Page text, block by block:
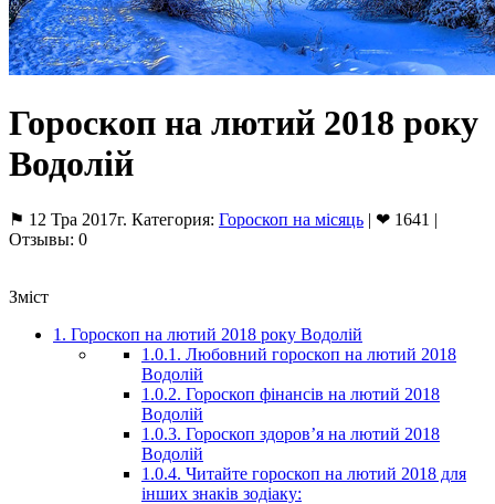
Гороскоп на лютий 2018 року
Водолій
⚑ 12 Тра 2017г. Категория: Гороскоп на місяць | ❤ 1641 |
Отзывы: 0
Зміст
1. Гороскоп на лютий 2018 року Водолій
1.0.1. Любовний гороскоп на лютий 2018
Водолій
1.0.2. Гороскоп фінансів на лютий 2018
Водолій
1.0.3. Гороскоп здоров’я на лютий 2018
Водолій
1.0.4. Читайте гороскоп на лютий 2018 для
інших знаків зодіаку: